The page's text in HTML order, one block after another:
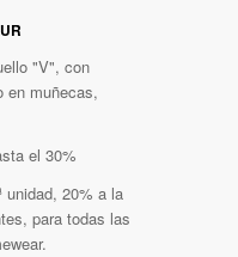
"V", con
en muñecas,
el 30%
unidad, 20% a la
para todas las